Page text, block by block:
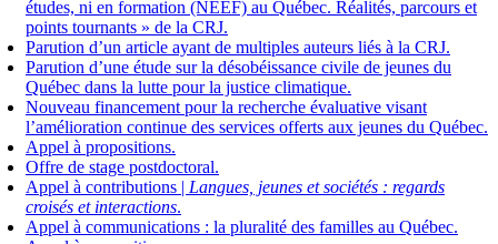
études, ni en formation (NEEF) au Québec. Réalités, parcours et
points tournants » de la CRJ.
Parution d’un article ayant de multiples auteurs liés à la CRJ.
Parution d’une étude sur la désobéissance civile de jeunes du
Québec dans la lutte pour la justice climatique.
Nouveau financement pour la recherche évaluative visant
l’amélioration continue des services offerts aux jeunes du Québec.
Appel à propositions.
Offre de stage postdoctoral.
Appel à contributions | Langues, jeunes et sociétés : regards
croisés et interactions.
Appel à communications : la pluralité des familles au Québec.